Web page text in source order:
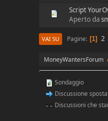
Script
Aperto da
VAI SU Pagine 1 2
MoneyWantersForum
Sondaggio
Discussione
Discussioni che